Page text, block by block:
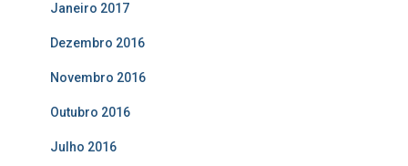
Janeiro 2017
Dezembro 2016
Novembro 2016
Outubro 2016
Julho 2016